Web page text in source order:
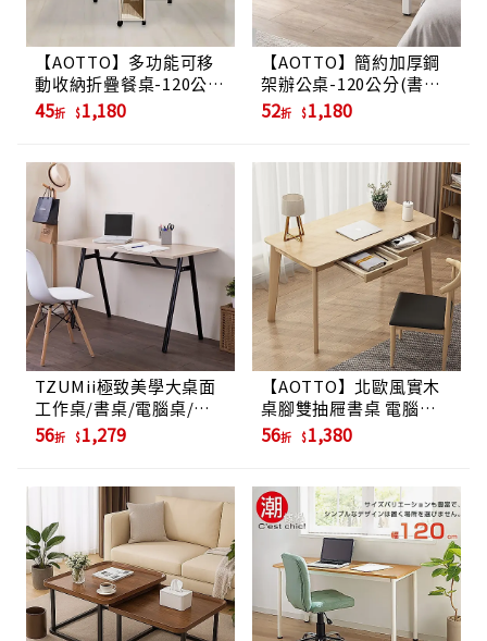
【AOTTO】多功能可移
動收納折疊餐桌-120公分
(收納桌 摺疊桌)
45折 1,180
【AOTTO】簡約加厚鋼
架辦公桌-120公分(書桌
辦公桌 電腦桌)
52折 1,180
TZUMii極致美學大桌面
工作桌/書桌/電腦桌/辦
公桌
56折 1,279
【AOTTO】北歐風實木
桌腳雙抽屜書桌 電腦桌
(工作桌 化妝桌 桌子 辦公
56折 1,380